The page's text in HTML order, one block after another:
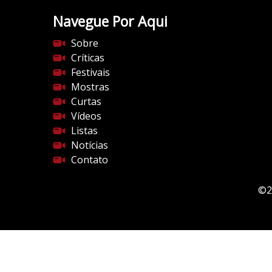
Navegue Por Aqui
Sobre
Críticas
Festivais
Mostras
Curtas
Vídeos
Listas
Notícias
Contato